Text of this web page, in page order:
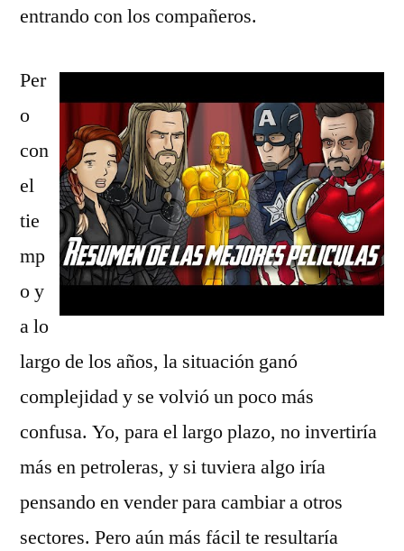
entrando con los compañeros.
Per
o
con
el
tie
mp
o y
a lo
largo de los años, la situación ganó
complejidad y se volvió un poco más
confusa. Yo, para el largo plazo, no invertiría
más en petroleras, y si tuviera algo iría
pensando en vender para cambiar a otros
sectores. Pero aún más fácil te resultaría